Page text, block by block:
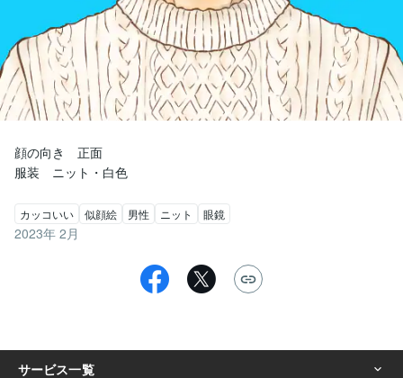
顔の向き　正面
カッコいい 似顔絵 男性 ニット 眼鏡
2023年 2月